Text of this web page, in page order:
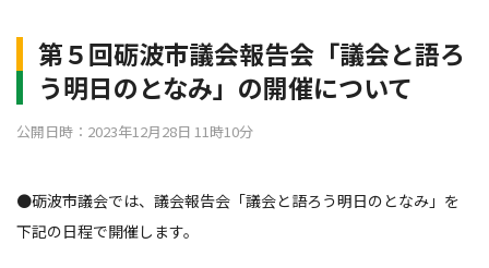
第５回砺波市議会報告会「議会と語ろ
う明日のとなみ」の開催について
公開日時：2023年12月28日 11時10分
●砺波市議会では、議会報告会「議会と語ろう明日のとなみ」を
下記の日程で開催します。